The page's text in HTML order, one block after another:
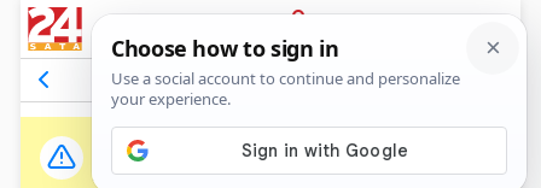
PRIJAVA
Komentari15 Relevantni
Važna obavijest:
Svaki korisnik koji želi komentirati članke obvezan je